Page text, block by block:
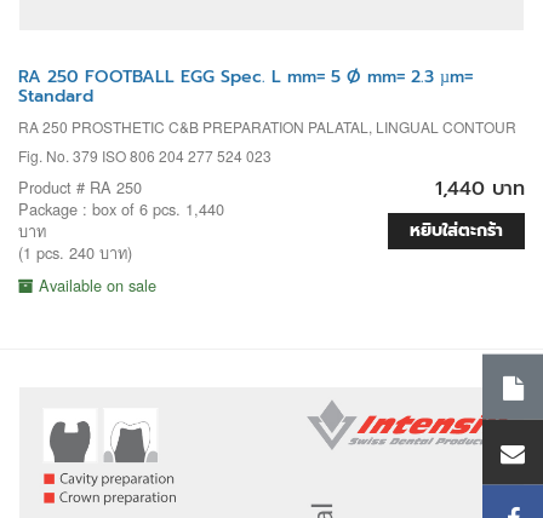
RA 250 FOOTBALL EGG Spec. L mm= 5 Ø mm= 2.3 µm=
Standard
RA 250 PROSTHETIC C&B PREPARATION PALATAL, LINGUAL CONTOUR
Fig. No. 379 ISO 806 204 277 524 023
Product # RA 250
Package : box of 6 pcs. 1,440
บาท
(1 pcs. 240 บาท)
Available on sale
1,440 บาท
หยิบใส่ตะกร้า